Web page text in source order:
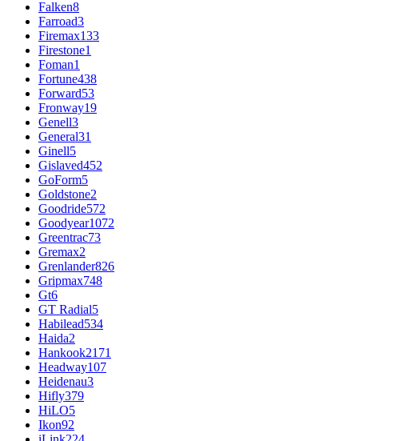
Falken8
Farroad3
Firemax133
Firestone1
Foman1
Fortune438
Forward53
Fronway19
Genell3
General31
Ginell5
Gislaved452
GoForm5
Goldstone2
Goodride572
Goodyear1072
Greentrac73
Gremax2
Grenlander826
Gripmax748
Gt6
GT Radial5
Habilead534
Haida2
Hankook2171
Headway107
Heidenau3
Hifly379
HiLO5
Ikon92